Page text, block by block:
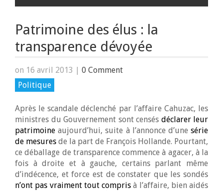
Patrimoine des élus : la
transparence dévoyée
on 16 avril 2013 | 0 Comment
Politique
Après le scandale déclenché par l’affaire Cahuzac, les
ministres du Gouvernement sont censés déclarer leur
patrimoine aujourd’hui, suite à l’annonce d’une série
de mesures de la part de François Hollande. Pourtant,
ce déballage de transparence commence à agacer, à la
fois à droite et à gauche, certains parlant même
d’indécence, et force est de constater que les sondés
n’ont pas vraiment tout compris à l’affaire, bien aidés